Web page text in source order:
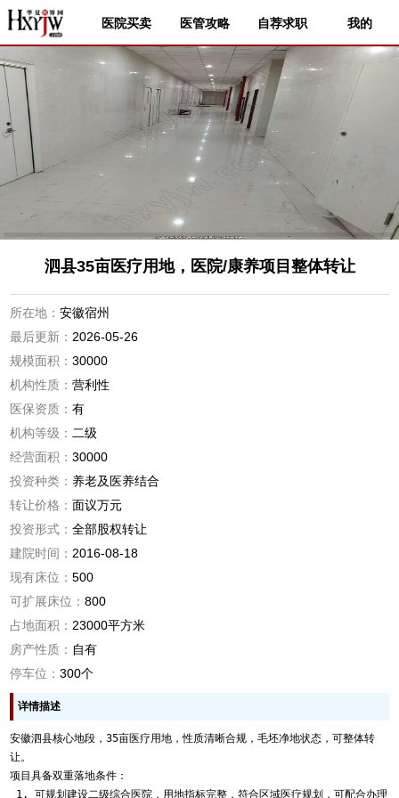
医院买卖 医管攻略 自荐求职 我的
泗县35亩医疗用地，医院/康养项目整体转让
所在地：安徽宿州
最后更新： 2026-05-26
规模面积：30000
机构性质：营利性
医保资质：有
机构等级： 二级
经营面积：30000
投资种类： 养老及医养结合
转让价格：面议万元
投资形式：全部股权转让
建院时间： 2016-08-18
现有床位：500
可扩展床位：800
占地面积： 23000平方米
房产性质： 自有
停车位：300个
详情描述
安徽泗县核心地段，35亩医疗用地，性质清晰合规，毛坯净地状态，可整体转
让。
项目具备双重落地条件：
1. 可规划建设二级综合医院，用地指标完整，符合区域医疗规划，可配合办理